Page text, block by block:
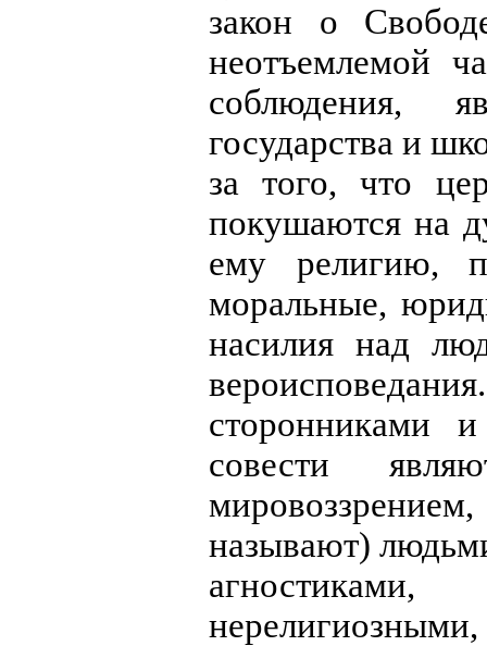
закон о
неотъемлемой
соблюдения,
государства и
за того, что
покушаются на
ему религию,
моральные,
насилия над
сторонниками
совести
называют)